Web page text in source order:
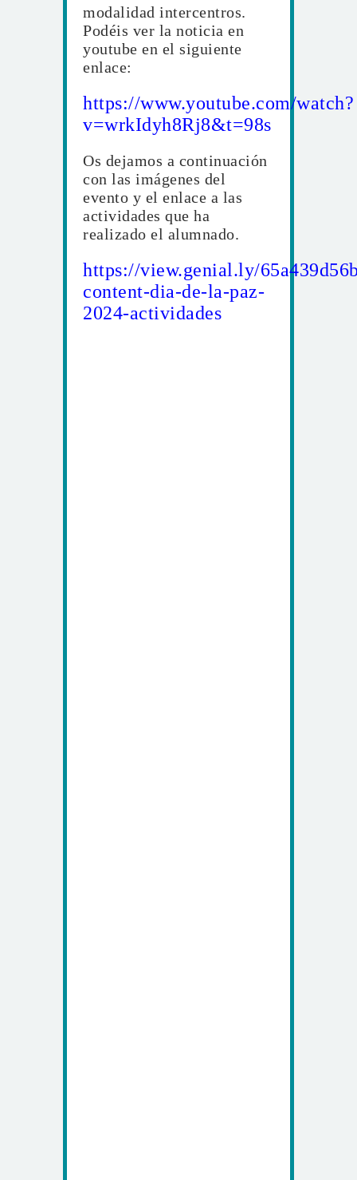
modalidad intercentros.
Podéis ver la noticia en
youtube en el siguiente
enlace:
https://www.youtube.com/watch?
v=wrkIdyh8Rj8&t=98s
Os dejamos a continuación
con las imágenes del
evento y el enlace a las
actividades que ha
realizado el alumnado.
https://view.genial.ly/
content-dia-de-la-paz-
2024-actividades